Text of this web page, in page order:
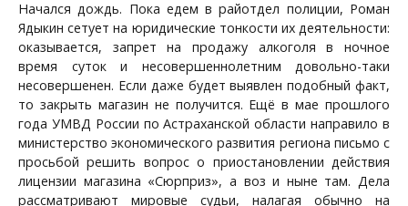
Начался дождь. Пока едем в райотдел полиции, Роман
Ядыкин сетует на юридические тонкости их деятельности:
оказывается, запрет на продажу алкоголя в ночное
время суток и несовершеннолетним довольно-таки
несовершенен. Если даже будет выявлен подобный факт,
то закрыть магазин не получится. Ещё в мае прошлого
года УМВД России по Астраханской области направило в
министерство экономического развития региона письмо с
просьбой решить вопрос о приостановлении действия
лицензии магазина «Сюрприз», а воз и ныне там. Дела
рассматривают мировые судьи, налагая обычно на